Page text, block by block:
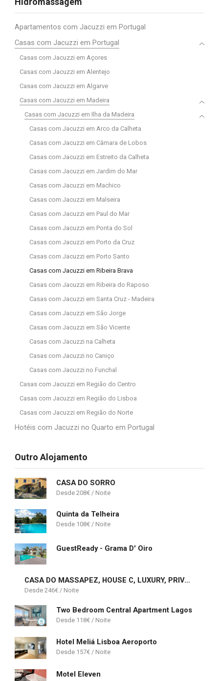
Apartamentos com Jacuzzi em Portugal
Casas com Jacuzzi em Portugal
Casas com Jacuzzi em Açores
Casas com Jacuzzi em Alentejo
Casas com Jacuzzi em Algarve
Casas com Jacuzzi em Madeira
Casas com Jacuzzi em Ilha da Madeira
Casas com Jacuzzi em Arco da Calheta
Casas com Jacuzzi em Câmara de Lobos
Casas com Jacuzzi em Estreito da Calheta
Casas com Jacuzzi em Jardim do Mar
Casas com Jacuzzi em Machico
Casas com Jacuzzi em Malseira
Casas com Jacuzzi em Paul do Mar
Casas com Jacuzzi em Ponta do Sol
Casas com Jacuzzi em Porto da Cruz
Casas com Jacuzzi em Porto Santo
Casas com Jacuzzi em Ribeira Brava
Casas com Jacuzzi em Ribeira do Raposo
Casas com Jacuzzi em Santa Cruz - Madeira
Casas com Jacuzzi em São Jorge
Casas com Jacuzzi em São Vicente
Casas com Jacuzzi na Calheta
Casas com Jacuzzi no Caniço
Casas com Jacuzzi no Funchal
Casas com Jacuzzi em Região do Centro
Casas com Jacuzzi em Região do Lisboa
Casas com Jacuzzi em Região do Norte
Hotéis com Jacuzzi no Quarto em Portugal
Outro Alojamento
CASA DO SORRO
208€
Quinta da Telheira
108€
GuestReady - Grama D' Oiro
CASA DO MASSAPEZ, HOUSE C, LUXURY, PRIVATE POOL
246€
Two Bedroom Central Apartment Lagos
118€
Hotel Meliá Lisboa Aeroporto
157€
Motel Eleven